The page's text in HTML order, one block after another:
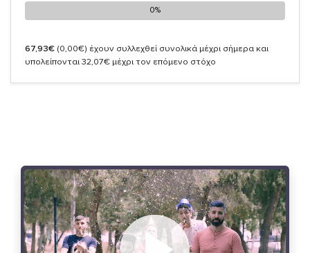
0%
0%
67,93€ (0,00€) έχουν συλλεχθεί συνολικά μέχρι σήμερα και
υπολείπονται 32,07€ μέχρι τον επόμενο στόχο